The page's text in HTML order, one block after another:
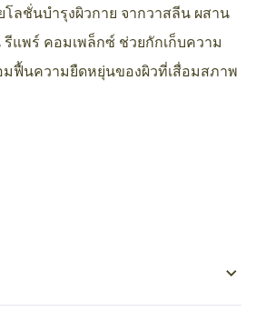
ลชั่นบำรุงผิวกาย จากวาสลีน ผสาน
รีแพร์ คอมเพล็กซ์ ช่วยกักเก็บความ
ฟื้นความยืดหยุ่นของผิวที่เสื่อมสภาพ